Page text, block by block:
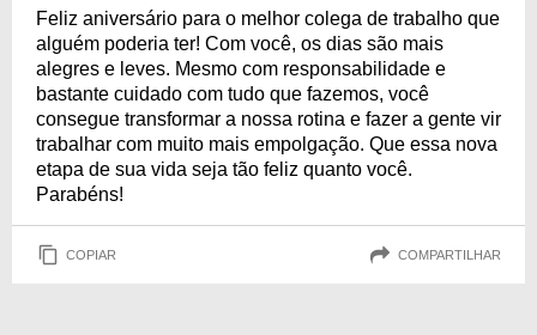
Feliz aniversário para o melhor colega de trabalho que
alguém poderia ter! Com você, os dias são mais
alegres e leves. Mesmo com responsabilidade e
bastante cuidado com tudo que fazemos, você
consegue transformar a nossa rotina e fazer a gente vir
trabalhar com muito mais empolgação. Que essa nova
etapa de sua vida seja tão feliz quanto você.
Parabéns!
COPIAR COMPARTILHAR